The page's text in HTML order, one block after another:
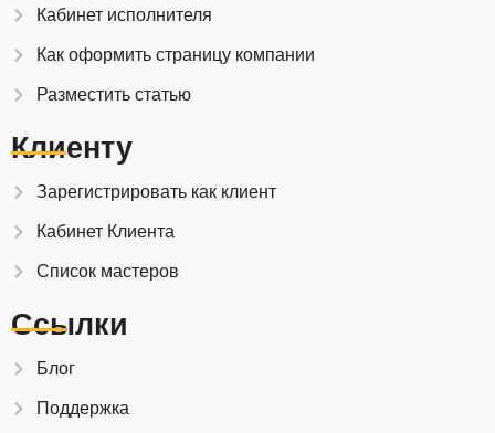
Кабинет исполнителя
Как оформить страницу компании
Разместить статью
Клиенту
Зарегистрировать как клиент
Кабинет Клиента
Список мастеров
Ссылки
Блог
Поддержка